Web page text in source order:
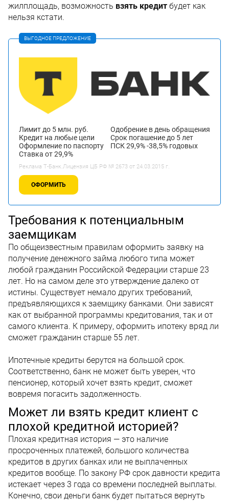
жилплощадь, возможность взять кредит будет как
нельзя кстати.
ВЫГОДНОЕ ПРЕДЛОЖЕНИЕ
Лимит до 5 млн. руб.
Кредит на любые цели
Оформление по паспорту
Ставка от 29,9%
Одобрение в день обращения
Срок погашение до 5 лет
ПСК 29,9% -38,5% годовых
Реклама Т-Банк.Лицензия ЦБ РФ № 2673 от 24.03.2015 г.
ОФОРМИТЬ
Требования к потенциальным
заемщикам
По общеизвестным правилам оформить заявку на
получение денежного займа любого типа может
любой гражданин Российской Федерации старше 23
лет. Но на самом деле это утверждение далеко от
истины. Существует немало других требований,
предъявляющихся к заемщику банками. Они зависят
как от выбранной программы кредитования, так и от
самого клиента. К примеру, оформить ипотеку вряд ли
сможет гражданин старше 55 лет.
Ипотечные кредиты берутся на большой срок.
Соответственно, банк не может быть уверен, что
пенсионер, который хочет взять кредит, сможет
вовремя погасить задолженность.
Может ли взять кредит клиент с
плохой кредитной историей?
Плохая кредитная история — это наличие
просроченных платежей, большого количества
кредитов в других банках или не выплаченных
кредитов вообще. По закону РФ срок давности кредита
истекает через 3 года со времени последней выплаты.
Конечно, свои деньги банк будет пытаться вернуть